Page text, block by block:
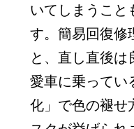
いてしまうこと
す。簡易回復修
と、直し直後は
愛車に乗ってい
化」で色の褪せ